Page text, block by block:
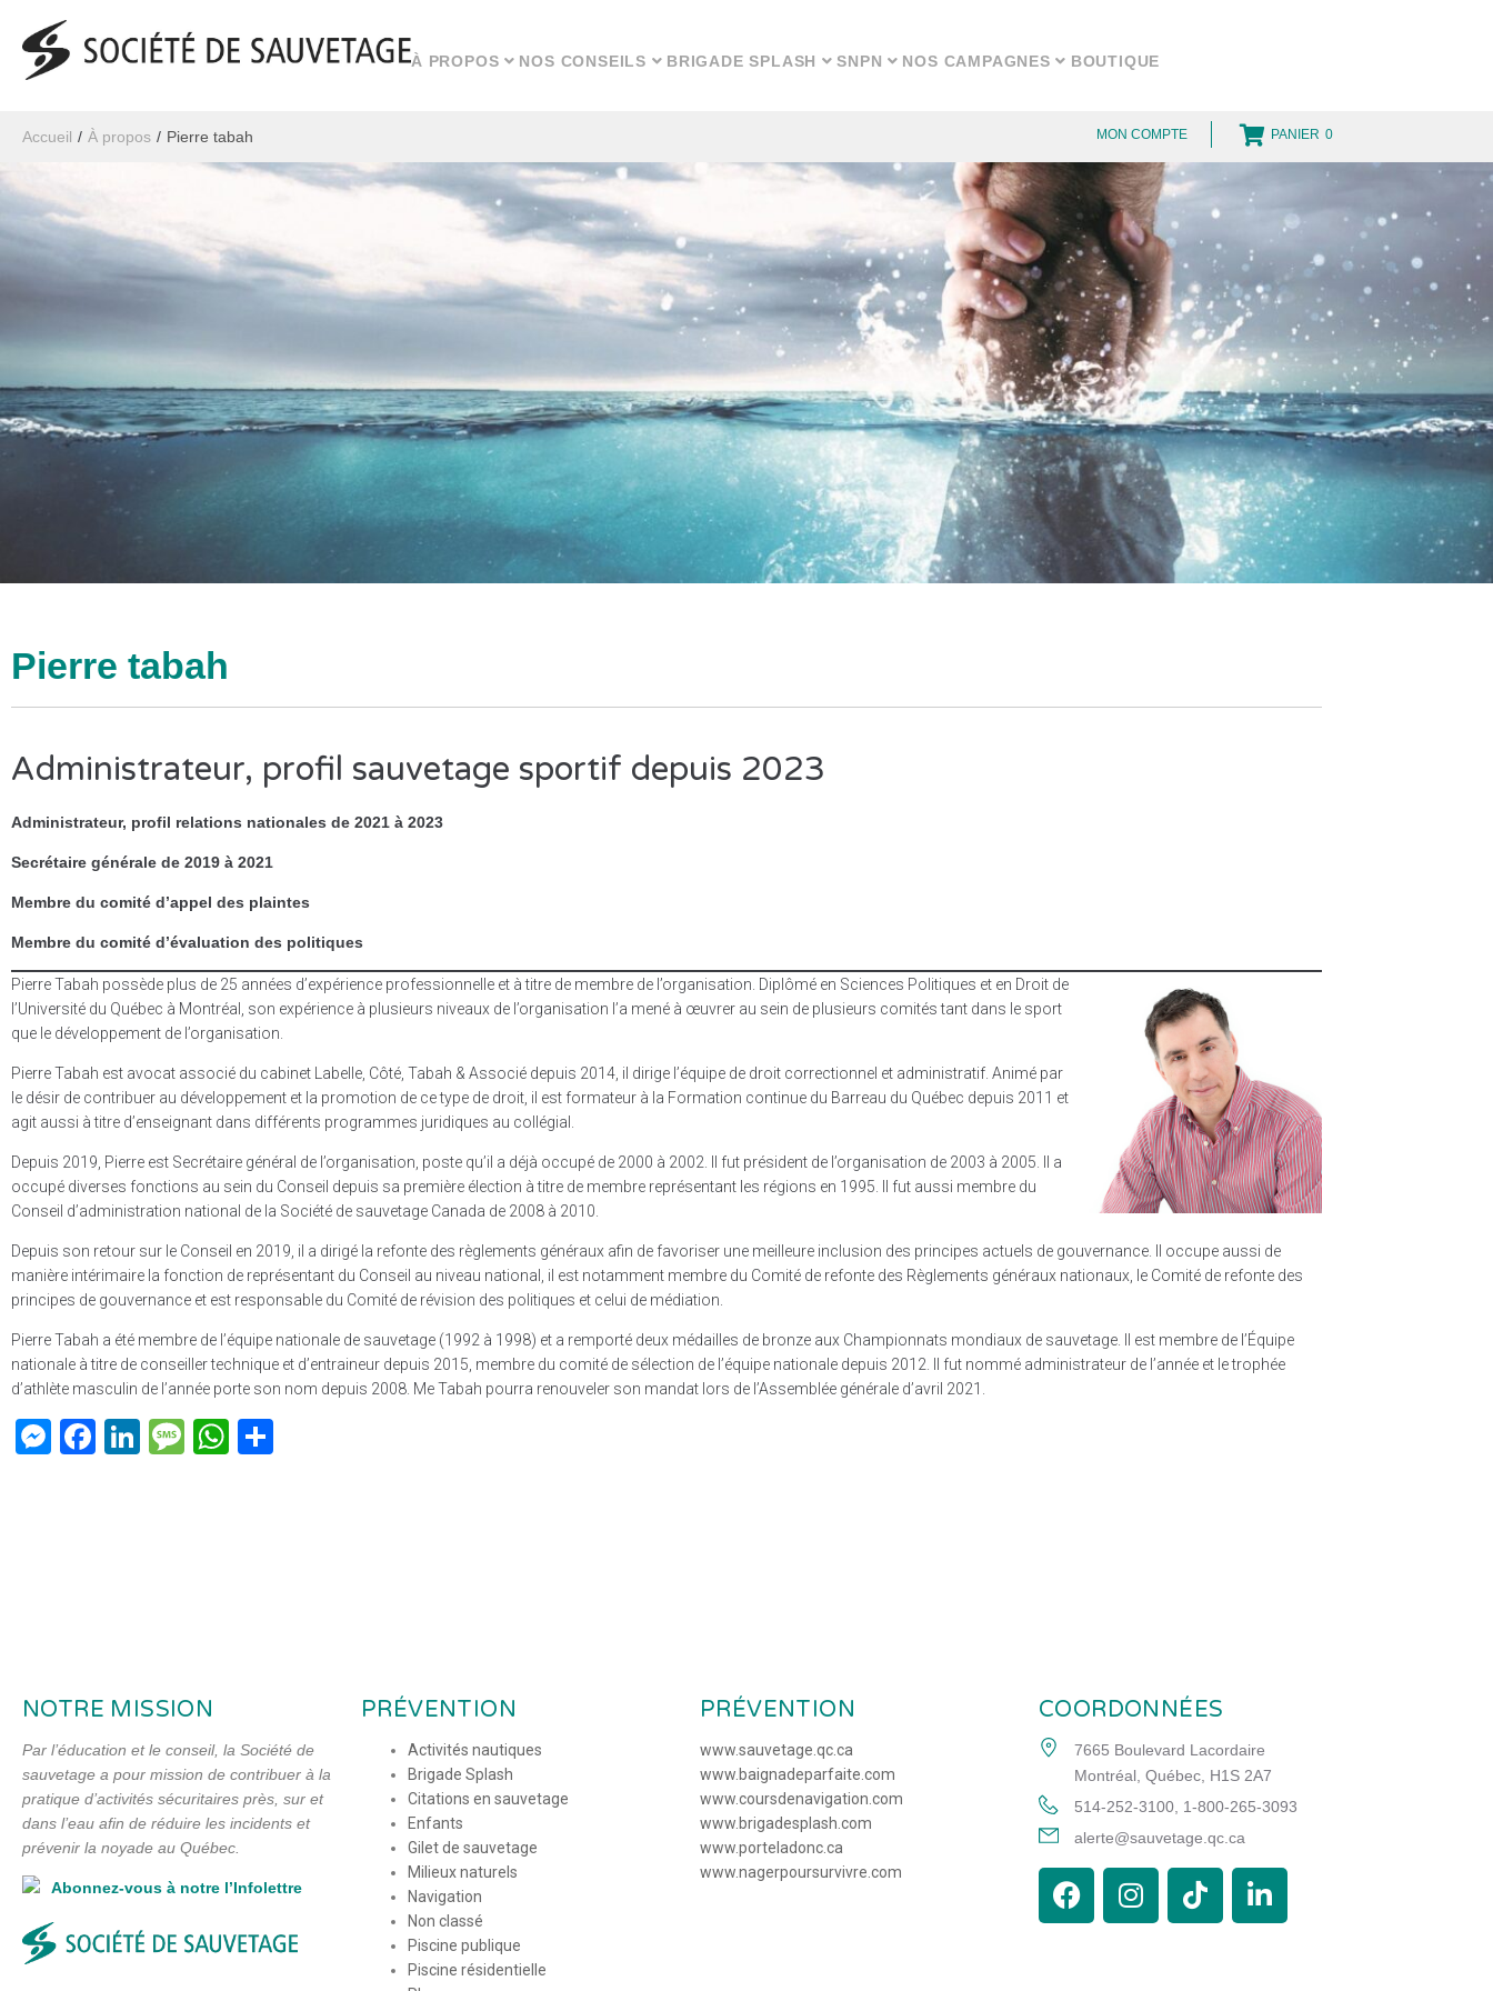
À PROPOS NOS CONSEILS BRIGADE SPLASH SNPN NOS CAMPAGNES BOUTIQUE
Accueil / À propos / Pierre tabah MON COMPTE PANIER 0
Pierre tabah
Administrateur, profil sauvetage sportif depuis 2023
Administrateur, profil relations nationales de 2021 à 2023
Secrétaire générale de 2019 à 2021
Membre du comité d’appel des plaintes
Membre du comité d’évaluation des politiques
Pierre Tabah possède plus de 25 années d’expérience professionnelle et à titre de membre de l’organisation. Diplômé en Sciences Politiques et en Droit de
l’Université du Québec à Montréal, son expérience à plusieurs niveaux de l’organisation l’a mené à œuvrer au sein de plusieurs comités tant dans le sport
que le développement de l’organisation.
Pierre Tabah est avocat associé du cabinet Labelle, Côté, Tabah & Associé depuis 2014, il dirige l’équipe de droit correctionnel et administratif. Animé par
le désir de contribuer au développement et la promotion de ce type de droit, il est formateur à la Formation continue du Barreau du Québec depuis 2011 et
agit aussi à titre d’enseignant dans différents programmes juridiques au collégial.
Depuis 2019, Pierre est Secrétaire général de l’organisation, poste qu’il a déjà occupé de 2000 à 2002. Il fut président de l’organisation de 2003 à 2005. Il a
occupé diverses fonctions au sein du Conseil depuis sa première élection à titre de membre représentant les régions en 1995. Il fut aussi membre du
Conseil d’administration national de la Société de sauvetage Canada de 2008 à 2010.
Depuis son retour sur le Conseil en 2019, il a dirigé la refonte des règlements généraux afin de favoriser une meilleure inclusion des principes actuels de gouvernance. Il occupe aussi de
manière intérimaire la fonction de représentant du Conseil au niveau national, il est notamment membre du Comité de refonte des Règlements généraux nationaux, le Comité de refonte des
principes de gouvernance et est responsable du Comité de révision des politiques et celui de médiation.
Pierre Tabah a été membre de l’équipe nationale de sauvetage (1992 à 1998) et a remporté deux médailles de bronze aux Championnats mondiaux de sauvetage. Il est membre de l’Équipe
nationale à titre de conseiller technique et d’entraineur depuis 2015, membre du comité de sélection de l’équipe nationale depuis 2012. Il fut nommé administrateur de l’année et le trophée
d’athlète masculin de l’année porte son nom depuis 2008. Me Tabah pourra renouveler son mandat lors de l’Assemblée générale d’avril 2021.
M F
Li
M W
NOTRE MISSION
Par l’éducation et le conseil, la Société de
sauvetage a pour mission de contribuer à la
pratique d’activités sécuritaires près, sur et
dans l’eau afin de réduire les incidents et
prévenir la noyade au Québec.
Abonnez-vous à notre l’Infolettre
PRÉVENTION
Activités nautiques
Brigade Splash
Citations en sauvetage
Enfants
Gilet de sauvetage
Milieux naturels
Navigation
Non classé
Piscine publique
Piscine résidentielle
PRÉVENTION
www.sauvetage.qc.ca
www.baignadeparfaite.com
www.coursdenavigation.com
www.brigadesplash.com
www.porteladonc.ca
www.nagerpoursurvivre.com
COORDONNÉES
7665 Boulevard Lacordaire
Montréal, Québec, H1S 2A7
514-252-3100, 1-800-265-3093
alerte@sauvetage.qc.ca